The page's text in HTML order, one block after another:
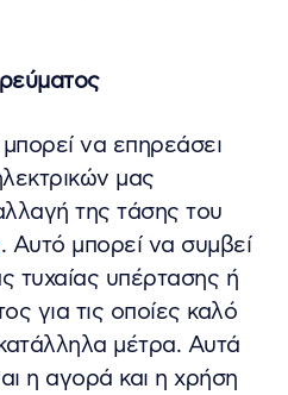
να επηρεάσει
μας
της τάσης του
. Αυτό μπορεί να συμβεί
τυχαίας υπέρτασης ή
για τις οποίες καλό
μέτρα. Αυτά
η αγορά και η χρήση